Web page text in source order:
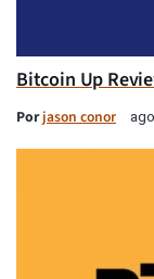
Bitcoin Up
Porjason conor